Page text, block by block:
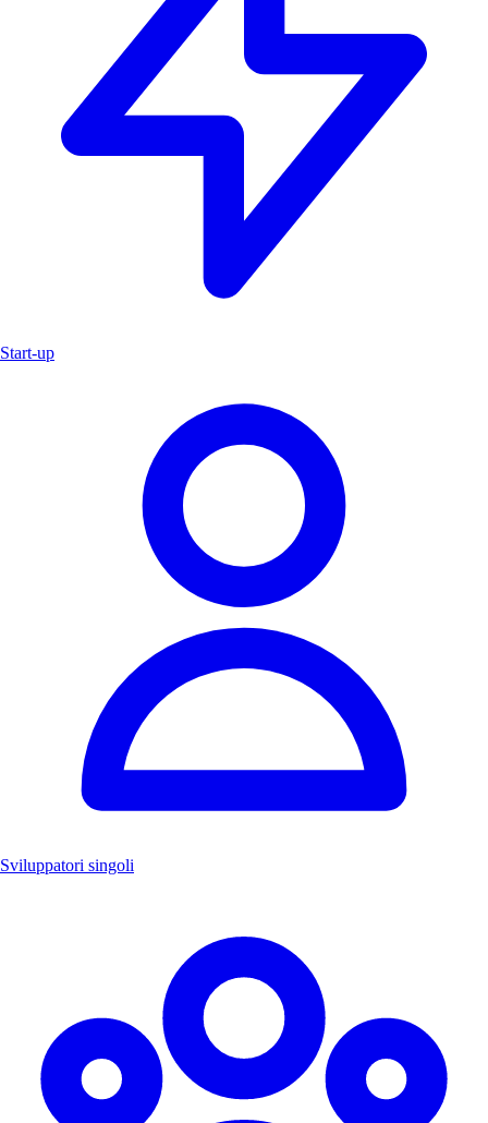
Start-up
Sviluppatori singoli